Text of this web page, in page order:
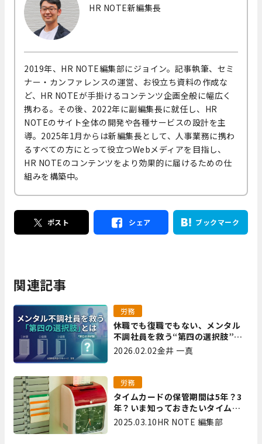
HR NOTE新編集長
2019年、HR NOTE編集部にジョイン。記事執筆、セミ
ナー・カンファレンスの運営、お役立ち資料の作成な
ど、HR NOTEが手掛けるコンテンツ企画全般に幅広く
携わる。その後、2022年に副編集長に就任し、HR
NOTEのサイト全体の開発や各種サービスの設計を主
導。2025年1月からは新編集長として、人事業務に携わ
るすべての方にとって役立つWebメディアを目指し、
HR NOTEのコンテンツをより効果的に届けるための仕
組みを構築中。
ポスト シェア ブックマーク
関連記事
休職でも復職でもない、メンタル
不調社員を救う“第四の選択肢”と
は｜全国障害年金パートナーズ 宮
労務
2026.02.02金井 一真
タイムカードの保管期間は5年？3
年？いま知っておきたいタイムカ
ード保管方法
労務
2025.03.10HR NOTE 編集部